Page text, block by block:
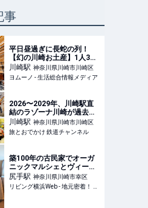
事
平日昼過ぎに長蛇の列！
【幻の川崎お土産】1人3個
まで！1日45個限定！「並
んでも買えるか不明…！」
「みんな当然のように上限
川崎駅 神奈川県川崎市川崎区
ヨムーノ - 生活総合情報メディア
2026〜2029年、川崎駅直
結のラゾーナ川崎が過去最
大級リニューアル！ フード
コート拡大など「いつから
何が変わるか」徹底解説！ |
ル
川崎駅 神奈川県川崎市川崎区
旅とおでかけ 鉄道チャンネル
築100年の古民家でオーガ
ニックマルシェとヴィーガ
ンランチ【綱五郎＠尻手】
横浜古民家カフェ巡りvol.1
尻手駅 神奈川県川崎市幸区
リビング横浜Web - 地元密着！ 横浜、元町・中華街、みなとみらいほかのグルメ、イベント、お出かけ、習い事情報